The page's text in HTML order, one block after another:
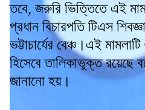
তবে, জরুরি ভিত্তিতে এই
প্রধান বিচারপতি টিএস
ভট্টাচার্যের বেঞ্চ।এই
হিসেবে তালিকাভুক্ত রয়েছে
জানানো হয়।